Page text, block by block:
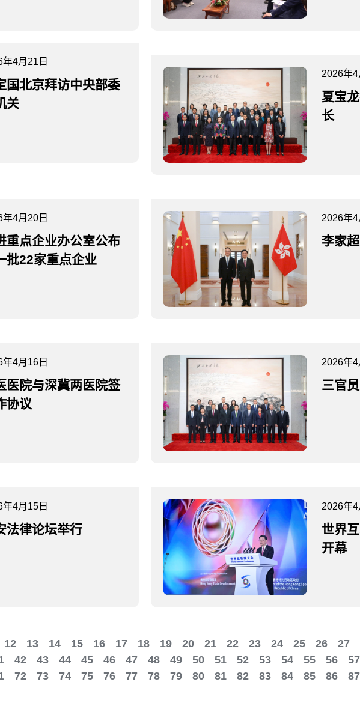
年4月21日
国北京拜访中央部委
关
2026年4
夏宝
长
年4月20日
重点企业办公室公布
批22家重点企业
2026年4
李家
年4月16日
医院与深冀两医院签
协议
2026年4
三官
年4月15日
法律论坛举行
2026年4
世界
开幕
12 13 14 15 16 17 18 19 20 21 22 23 24 25 26 27
42 43 44 45 46 47 48 49 50 51 52 53 54 55 56 57
72 73 74 75 76 77 78 79 80 81 82 83 84 85 86 87